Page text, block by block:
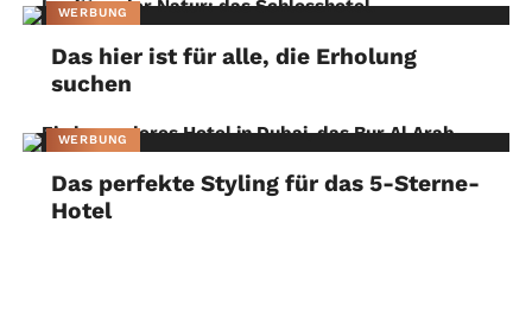
WERBUNG
Das hier ist für alle, die Erholung
suchen
WERBUNG
Das perfekte Styling für das 5-Sterne-
Hotel